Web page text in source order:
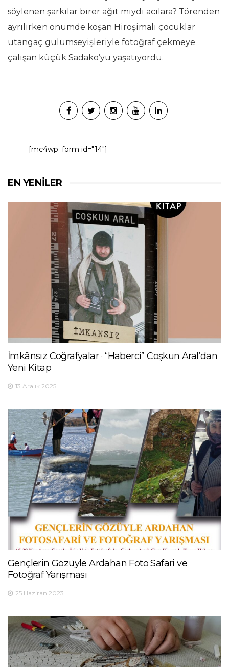
söylenen şarkılar birer ağıt mıydı acılara? Törenden
ayrılırken önümde koşan Hiroşimalı çocuklar
utangaç gülümseyişleriyle fotoğraf çekmeye
çalışan küçük Sadako’yu yaşatıyordu.
[mc4wp_form id="14"]
EN YENILER
İmkânsız Coğrafyalar · “Haberci” Coşkun Aral’dan
Yeni Kitap
13 Aralık 2025
Gençlerin Gözüyle Ardahan Foto Safari ve
Fotoğraf Yarışması
25 Haziran 2023